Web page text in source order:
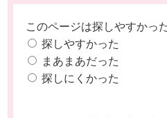
このページは探しやすかっ
探しやすかった
まあまあだった
探しにくかった